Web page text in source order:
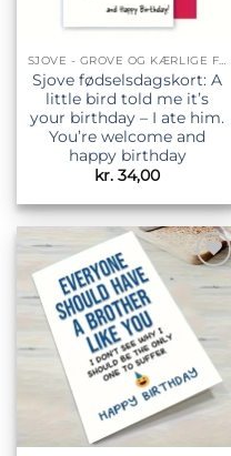
SJOVE - GROVE OG KÆRLIGE FØDSELSDAGSKORT
Sjove fødselsdagskort: A
little bird told me it’s
your birthday – I ate him.
You’re welcome and
happy birthday
kr. 34,00
Tilføj til
ønskeliste